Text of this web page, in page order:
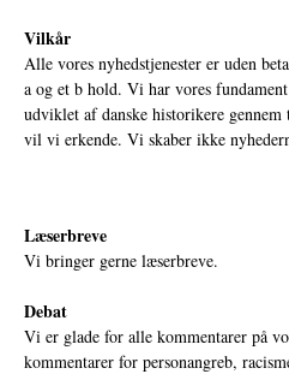
Vilkår
Alle vores nyhedstjenester er uden
a og et b hold. Vi har vores
udviklet af danske historikere
vil vi erkende. Vi skaber ikke
Læserbreve
Vi bringer gerne læserbreve.
Debat
Vi er glade for alle kommentarer på
kommentarer for personangreb,